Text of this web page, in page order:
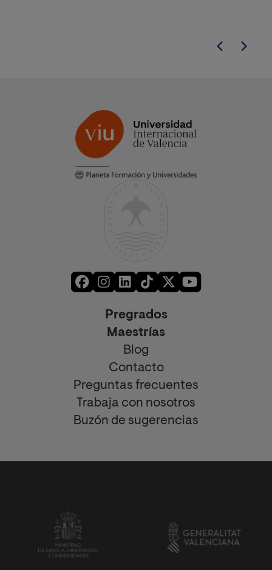
Pregrados
Maestrías
Blog
Contacto
Preguntas frecuentes
Trabaja con nosotros
Buzón de sugerencias